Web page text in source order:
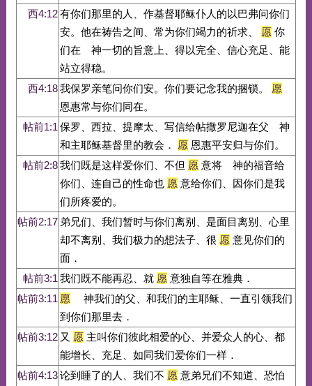
西4:12有你们那里的人、作基督耶稣仆人的以巴弗问你们
安。他在祷告之间、常为你们竭力的祈求、
愿你
们在 神一切的旨意上、得以完全、信心充足、能
站立得稳。
西4:18我保罗亲笔问你们安。你们要记念我的捆锁。
愿
恩惠常与你们同在。
帖前1:1 保罗、西拉、提摩太、写信给帖撒罗尼迦在父 神
和主耶稣基督里的教会．
愿恩惠平安归与你们。
帖前2:8我们既是这样爱你们、不但 愿意将 神的福音给
你们、连自己的性命也 愿意给你们、因你们是我
们所疼爱的。
帖前2:17 弟兄们、我们暂时与你们离别、是面目离别、心里
却不离别、我们极力的想法子、很 愿意见你们的
面．
帖前3:1 我们既不能再忍、就 愿意独自等在雅典．
帖前3:11 愿神我们的父、和我们的主耶稣、一直引领我们
到你们那里去．
帖前3:12 又 愿主叫你们彼此相爱的心、并爱众人的心、都
能增长、充足、如同我们爱你们一样．
帖前4:13论到睡了的人、我们不 愿意弟兄们不知道、恐怕